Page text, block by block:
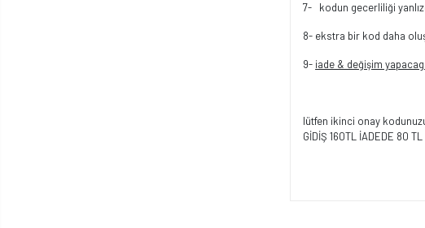
7- kodun gecerliliği
8- ekstra bir kod daha
9- iade & değişim
lütfen ikinci onay
GİDİŞ 160TL İADEDE 80